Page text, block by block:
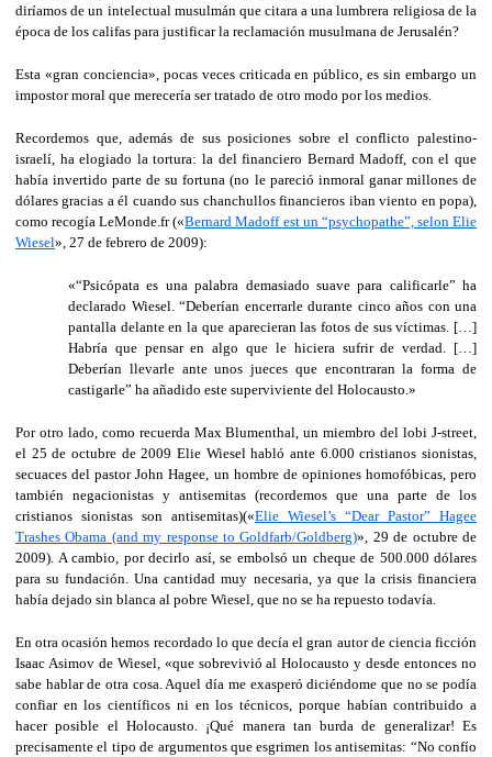
diríamos de un intelectual musulmán que citara a una lumbrera religiosa de la
época de los califas para justificar la reclamación musulmana de Jerusalén?
Esta «gran conciencia», pocas veces criticada en público, es sin embargo un
impostor moral que merecería ser tratado de otro modo por los medios.
Recordemos que, además de sus posiciones sobre el conflicto palestino-
israelí, ha elogiado la tortura: la del financiero Bernard Madoff, con el que
había invertido parte de su fortuna (no le pareció inmoral ganar millones de
dólares gracias a él cuando sus chanchullos financieros iban viento en popa),
como recogía LeMonde.fr («Bernard Madoff est un “psychopathe”, selon Elie
Wiesel», 27 de febrero de 2009):
«“Psicópata es una palabra demasiado suave para calificarle” ha
declarado Wiesel. “Deberían encerrarle durante cinco años con una
pantalla delante en la que aparecieran las fotos de sus víctimas. […]
Habría que pensar en algo que le hiciera sufrir de verdad. […]
Deberían llevarle ante unos jueces que encontraran la forma de
castigarle” ha añadido este superviviente del Holocausto.»
Por otro lado, como recuerda Max Blumenthal, un miembro del lobi J-street,
el 25 de octubre de 2009 Elie Wiesel habló ante 6.000 cristianos sionistas,
secuaces del pastor John Hagee, un hombre de opiniones homofóbicas, pero
también negacionistas y antisemitas (recordemos que una parte de los
cristianos sionistas son antisemitas)(«Elie Wiesel’s “Dear Pastor” Hagee
Trashes Obama (and my response to Goldfarb/Goldberg)», 29 de octubre de
2009). A cambio, por decirlo así, se embolsó un cheque de 500.000 dólares
para su fundación. Una cantidad muy necesaria, ya que la crisis financiera
había dejado sin blanca al pobre Wiesel, que no se ha repuesto todavía.
En otra ocasión hemos recordado lo que decía el gran autor de ciencia ficción
Isaac Asimov de Wiesel, «que sobrevivió al Holocausto y desde entonces no
sabe hablar de otra cosa. Aquel día me exasperó diciéndome que no se podía
confiar en los científicos ni en los técnicos, porque habían contribuido a
hacer posible el Holocausto. ¡Qué manera tan burda de generalizar! Es
precisamente el tipo de argumentos que esgrimen los antisemitas: “No confío